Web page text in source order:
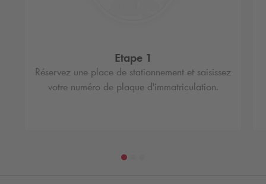
Etape 1
Réservez une place de stationnement et saisissez
votre numéro de plaque d'immatriculation.